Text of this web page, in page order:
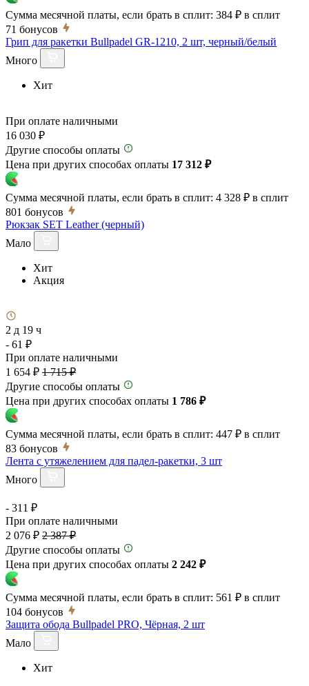
Сумма месячной платы, если брать в сплит: 384 ₽ в сплит
71 бонусов
Грип для ракетки Bullpadel GR-1210, 2 шт, черный/белый
Много
Хит
При оплате наличными
16 030 ₽
Другие способы оплаты
Цена при других способах оплаты 17 312 ₽
Сумма месячной платы, если брать в сплит: 4 328 ₽ в сплит
801 бонусов
Рюкзак SET Leather (черный)
Мало
Хит
Акция
2 д 19 ч
- 61 ₽
При оплате наличными
1 654 ₽ 1 715 ₽
Другие способы оплаты
Цена при других способах оплаты 1 786 ₽
Сумма месячной платы, если брать в сплит: 447 ₽ в сплит
83 бонусов
Лента с утяжелением для падел-ракетки, 3 шт
Много
- 311 ₽
При оплате наличными
2 076 ₽ 2 387 ₽
Другие способы оплаты
Цена при других способах оплаты 2 242 ₽
Сумма месячной платы, если брать в сплит: 561 ₽ в сплит
104 бонусов
Защита обода Bullpadel PRO, Чёрная, 2 шт
Мало
Хит